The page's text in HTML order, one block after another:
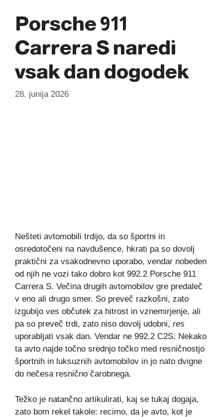
Porsche 911
Carrera S naredi
vsak dan dogodek
28. junija 2026
Nešteti avtomobili trdijo, da so športni in
osredotočeni na navdušence, hkrati pa so dovolj
praktični za vsakodnevno uporabo, vendar nobeden
od njih ne vozi tako dobro kot 992.2 Porsche 911
Carrera S. Večina drugih avtomobilov gre predaleč
v eno ali drugo smer. So preveč razkošni, zato
izgubijo ves občutek za hitrost in vznemirjenje, ali
pa so preveč trdi, zato niso dovolj udobni, res
uporabljati vsak dan. Vendar ne 992.2 C2S. Nekako
ta avto najde točno srednjo točko med resničnostjo
športnih in luksuznih avtomobilov in jo nato dvigne
do nečesa resnično čarobnega.
Težko je natančno artikulirati, kaj se tukaj dogaja,
zato bom rekel takole: recimo, da je avto, kot je